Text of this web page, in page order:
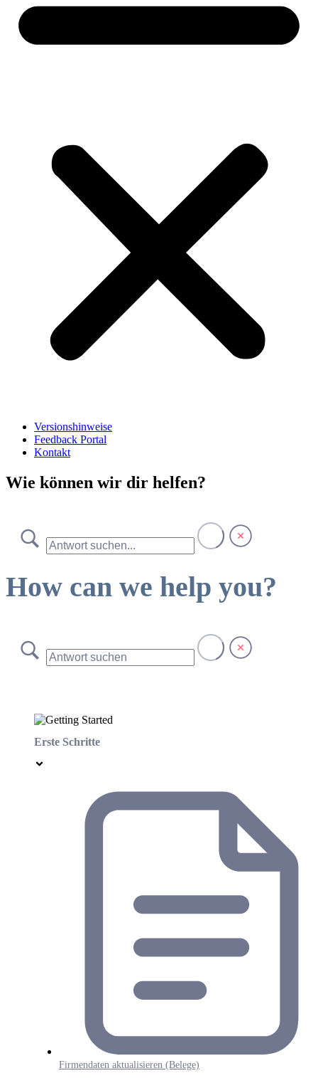
Versionshinweise
Feedback Portal
Kontakt
Wie können wir dir helfen?
How can we help you?
Erste Schritte
Firmendaten aktualisieren (Belege)